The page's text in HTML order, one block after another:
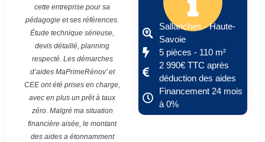
cette entreprise pour sa
pédagogie et ses références.
Étude technique sérieuse,
devis détaillé, planning
respecté. Les démarches
d’aides MaPrimeRénov’ et
CEE ont été prises en charge,
avec en plus un prêt à taux
zéro. Malgré ma situation
financière aisée, le montant
des aides a étonnamment
Sallanches - Haute-
Savoie
5 pièces - 110 m²
2 990€ TTC après
déduction des aides
Financement 24 mois
à 0%